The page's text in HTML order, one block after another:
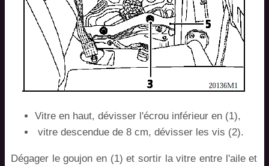
Vitre en haut, dévisser l'écrou inférieur en (1),
vitre descendue de 8 cm, dévisser les vis (2).
Dégager le goujon en (1) et sortir la vitre entre l'aile et